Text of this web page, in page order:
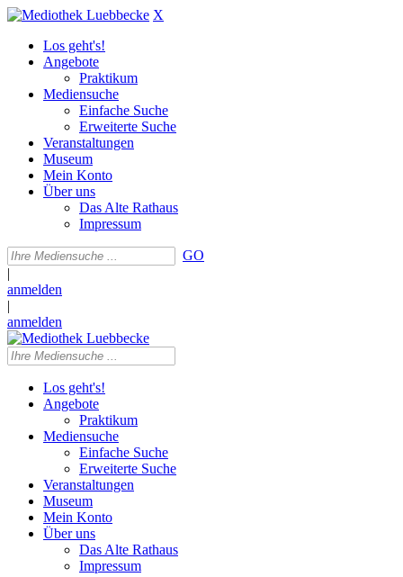
X
Los geht's!
Angebote
Praktikum
Mediensuche
Einfache Suche
Erweiterte Suche
Veranstaltungen
Museum
Mein Konto
Über uns
Das Alte Rathaus
Impressum
GO
|
anmelden
|
anmelden
Los geht's!
Angebote
Praktikum
Mediensuche
Einfache Suche
Erweiterte Suche
Veranstaltungen
Museum
Mein Konto
Über uns
Das Alte Rathaus
Impressum